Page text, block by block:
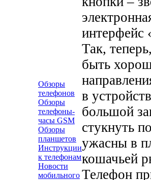
Обзоры
телефонов
Обзоры
телефоны-
часы GSM
Обзоры
планшетов
Инструкции
к телефонам
Новости
мобильного
интерфейс
Так,
быть
в
большой
стукнуть
ужасны в
кошачьей
Телефон